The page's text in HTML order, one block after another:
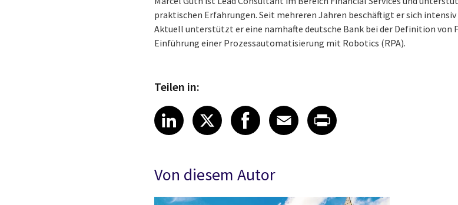
praktischen Erfahrungen. Seit mehreren Jahren beschäftigt er sich
Aktuell unterstützt er eine namhafte deutsche Bank bei der Definition von
Einführung einer Prozessautomatisierung mit Robotics (RPA).
Teilen in:
Share article on LinkedIn
LinkedIn
Share article on X
XShare article on Facebook
Facebook
Share article on Email
Email
Share article on
Von diesem Autor